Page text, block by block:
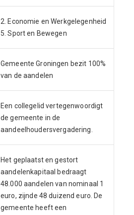
2. Economie en Werkgelegenheid
5. Sport en Bewegen
Gemeente Groningen bezit 100%
van de aandelen
Een collegelid vertegenwoordigt
de gemeente in de
aandeelhoudersvergadering.
Het geplaatst en gestort
aandelenkapitaal bedraagt
48.000 aandelen van nominaal 1
euro, zijnde 48 duizend euro. De
gemeente heeft een